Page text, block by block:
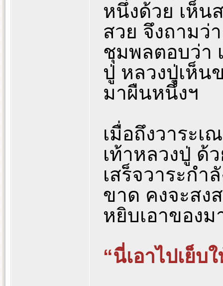
หนึ่งด้วย เห็น
สวย จึงถามว่
ชุมพลตอบว่า
ปู่ หลวงปู่เห็น
มาผืนหนึ่งฯ
เมื่อถึงวาระ
เท้าหลวงปู่ ด้
เสร็จวาระกำ
ขาด คงจะสง
หยิบเอาของ
“นี่เอาไปเย็บ